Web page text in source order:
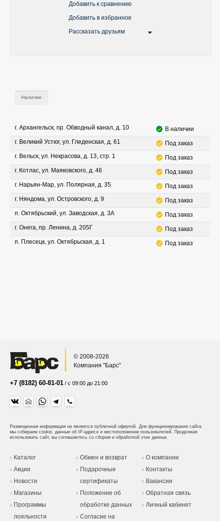
Добавить к сравнению
Добавить в избранное
Рассказать друзьям
Наличие
г. Архангельск, пр. Обводный канал, д. 10
В наличии
г. Великий Устюг, ул. Гледенская, д. 61
Под заказ
г. Вельск, ул. Некрасова, д. 13, стр. 1
Под заказ
г. Котлас, ул. Маяковского, д. 46
Под заказ
г. Нарьян-Мар, ул. Полярная, д. 35
Под заказ
г. Няндома, ул. Островского, д. 9
Под заказ
п. Октябрьский, ул. Заводская, д. 3А
Под заказ
г. Онега, пр. Ленина, д. 205Г
Под заказ
п. Плесецк, ул. Октябрьская, д. 1
Под заказ
© 2008-2026
Компания "Барс"
+7 (8182) 60-81-01 / с 09:00 до 21:00
Размещенная информация не является публичной офертой. Для функционирования сайта
мы собираем cookie, данные об IP-адресе и местоположении пользователей. Продолжая
использовать сайт, вы соглашаетесь со сбором и обработкой этих данных.
Каталог
Акции
Новости
Магазины
Программы
лояльности
Обмен и возврат
Подарочные
сертификаты
Положение об
обработке данных
Согласие на
О компании
Контакты
Вакансии
Обратная связь
Личный кабинет